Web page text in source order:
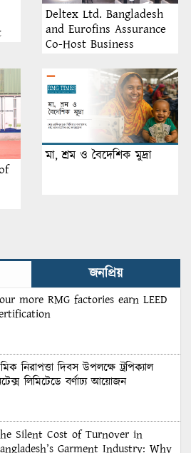
Deltex Ltd. Bangladesh
and Eurofins Assurance
Co-Host Business
মা, শ্রম ও বৈদেশিক মুদ্রা
জনপ্রিয়
more RMG factories earn LEED
নিরাপত্তা দিবস উপলক্ষে ট্রপিক্যাল
লিমিটেডে বর্ণাঢ্য আয়োজন
Silent Cost of Turnover in
Garment Industry: Why